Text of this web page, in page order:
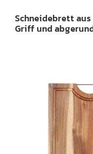
Schneidebrett
Griff und